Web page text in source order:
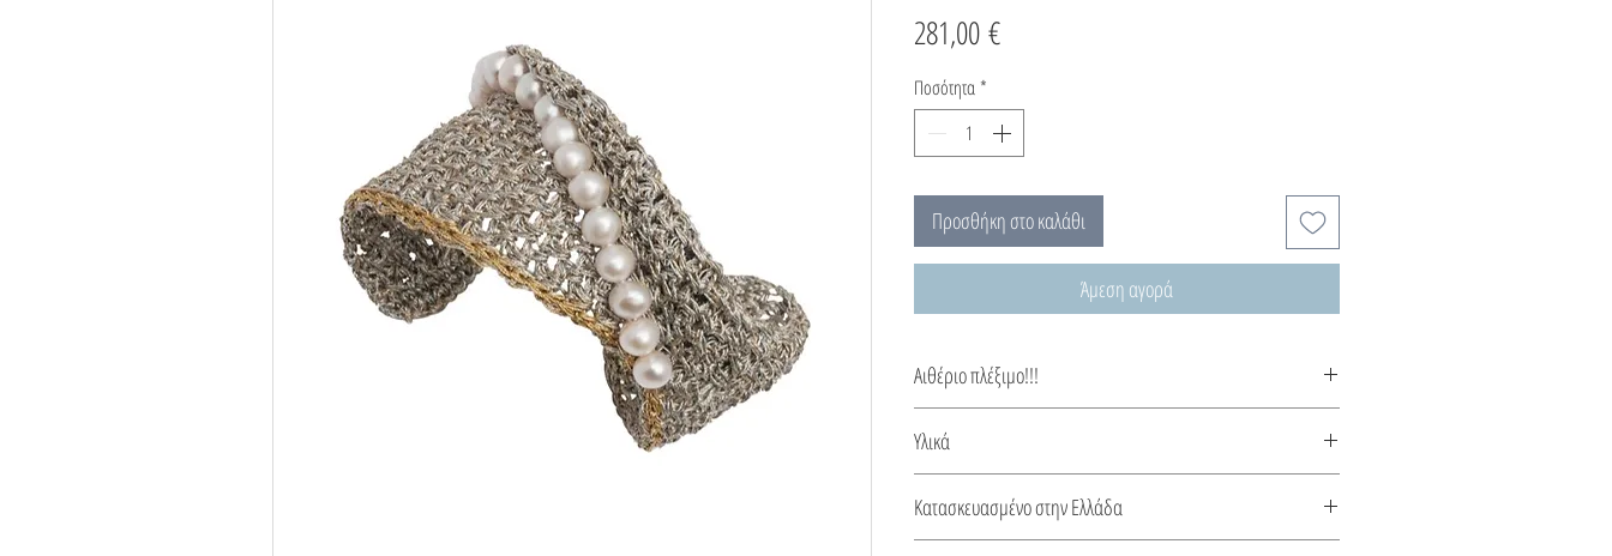
281,00 €Τιμή
Ποσότητα *
Προσθήκη στο καλάθι
Άμεση αγορά
Αιθέριο πλέξιμο!!!
φτιαγμένα για εσάς από λαμπερή ασημένια κλωστή!
Υλικά
σκουλαρικιών είναι από ασήμι ή 18Κ επιχρυσωμένο ασήμι.
Κατασκευασμένο στην Ελλάδα